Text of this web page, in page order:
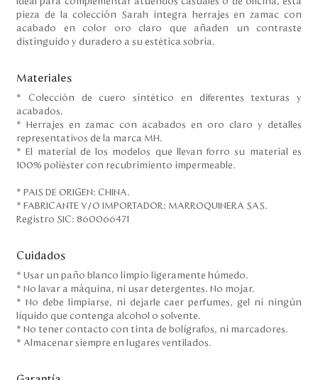
pieza de la colección Sarah integra herrajes en zamac con
acabado en color oro claro que añaden un contraste
distinguido y duradero a su estética sobria.
Materiales
* Colección de cuero sintético en diferentes texturas y
acabados.
* Herrajes en zamac con acabados en oro claro y detalles
representativos de la marca MH.
* El material de los modelos que llevan forro su material es
100% poliéster con recubrimiento impermeable.
* PAIS DE ORIGEN: CHINA.
* FABRICANTE Y/O IMPORTADOR: MARROQUINERA SAS.
Registro SIC: 860066471
Cuidados
* Usar un paño blanco limpio ligeramente húmedo.
* No lavar a máquina, ni usar detergentes. No mojar.
* No debe limpiarse, ni dejarle caer perfumes, gel ni ningún
líquido que contenga alcohol o solvente.
* No tener contacto con tinta de bolígrafos, ni marcadores.
* Almacenar siempre en lugares ventilados.